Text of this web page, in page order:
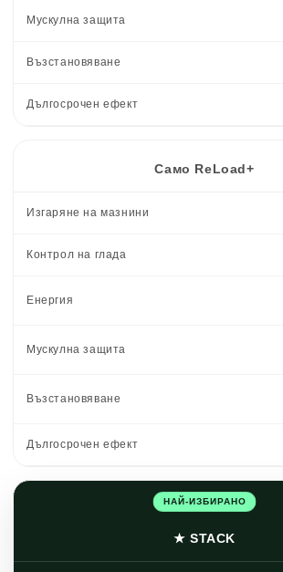
Мускулна защита
Възстановяване
Дългосрочен ефект
Само ReLoad+
Изгаряне на мазнини
Контрол на глада
Енергия
Мускулна защита
Възстановяване
Дългосрочен ефект
НАЙ-ИЗБИРАНО
★ STACK